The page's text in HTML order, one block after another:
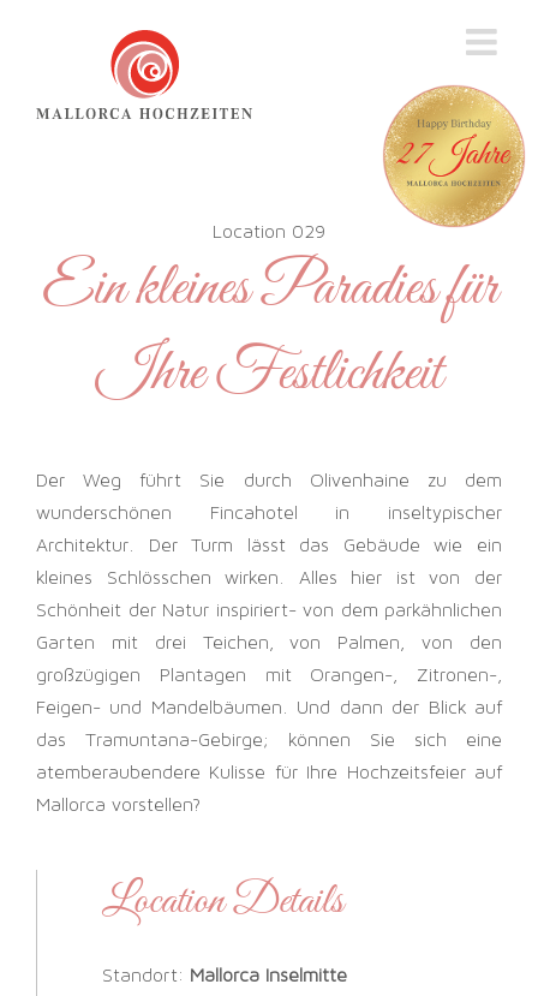
Location 029
Ein kleines Paradies für
Ihre Festlichkeit
Der Weg führt Sie durch Olivenhaine zu dem
wunderschönen Fincahotel in inseltypischer
Architektur. Der Turm lässt das Gebäude wie ein
kleines Schlösschen wirken. Alles hier ist von der
Schönheit der Natur inspiriert- von dem parkähnlichen
Garten mit drei Teichen, von Palmen, von den
großzügigen Plantagen mit Orangen-, Zitronen-,
Feigen- und Mandelbäumen. Und dann der Blick auf
das Tramuntana-Gebirge; können Sie sich eine
atemberaubendere Kulisse für Ihre Hochzeitsfeier auf
Mallorca vorstellen?
Location Details
Standort: Mallorca Inselmitte